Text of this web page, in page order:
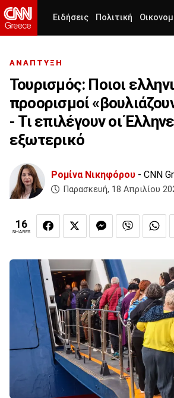
Ειδήσεις Πολιτική
ΑΝΑΠΤΥΞΗ
Τουρισμός: Ποιοι
προορισμοί
- Τι επιλέγουν οι
εξωτερικό
Ρομίνα Νικηφόρου - CNN
Παρασκευή, 18 Απριλίου
16
SHARES